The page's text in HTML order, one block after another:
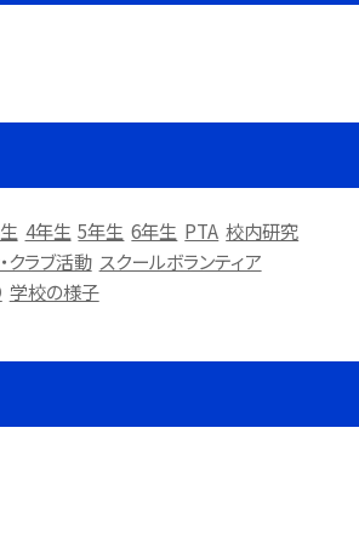
4年生 5年生 6年生 PTA 校内研究
クラブ活動 スクールボランティア
学校の様子